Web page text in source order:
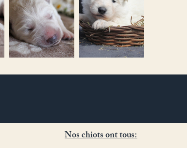
Nos chiots ont tous: